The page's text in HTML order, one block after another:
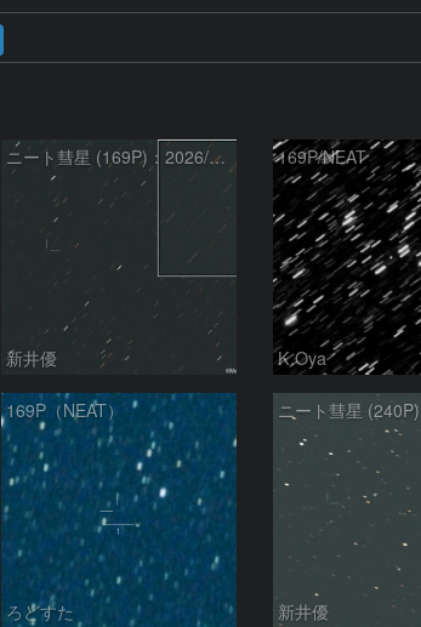
ニート彗星 (169P)：2026/07/09
新井優
169P/NEAT
K.Oya
169P（NEAT）
ろどすた 新井優